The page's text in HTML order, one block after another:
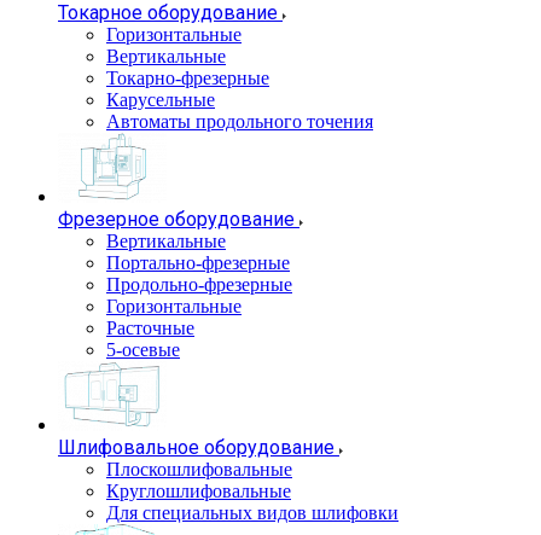
Токарное оборудование
Горизонтальные
Вертикальные
Токарно-фрезерные
Карусельные
Автоматы продольного точения
Фрезерное оборудование
Вертикальные
Портально-фрезерные
Продольно-фрезерные
Горизонтальные
Расточные
5-осевые
Шлифовальное оборудование
Плоскошлифовальные
Круглошлифовальные
Для специальных видов шлифовки